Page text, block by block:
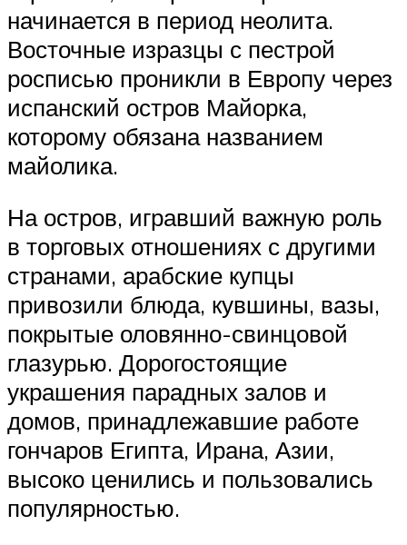
начинается в период неолита.
Восточные изразцы с пестрой
росписью проникли в Европу через
испанский остров Майорка,
которому обязана названием
майолика.
На остров, игравший важную роль
в торговых отношениях с другими
странами, арабские купцы
привозили блюда, кувшины, вазы,
покрытые оловянно-свинцовой
глазурью. Дорогостоящие
украшения парадных залов и
домов, принадлежавшие работе
гончаров Египта, Ирана, Азии,
высоко ценились и пользовались
популярностью.